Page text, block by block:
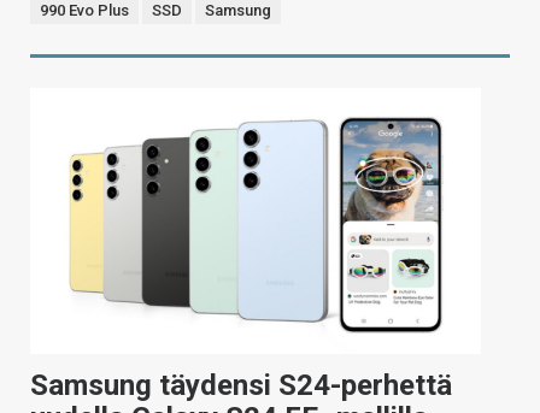
990 Evo Plus SSD Samsung
Samsung täydensi S24-perhettä